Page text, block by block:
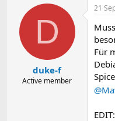
D
duke-f
Active member
21
Für